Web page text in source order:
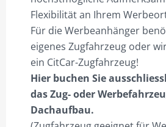
sep.
buchen!
Menge
Flexibilität an Ihrem
Für die Werbeanhänger
eigenes Zugfahrzeug oder
ein CitCar-Zugfahrzeug!
Hier buchen Sie
das Zug- oder
Dachaufbau.